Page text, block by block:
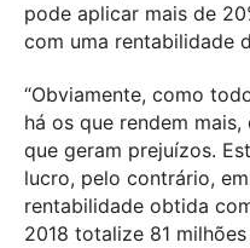
pode aplicar mais de
com uma rentabilidade
“Obviamente, como
há os que rendem
que geram prejuízos.
lucro, pelo contrário,
rentabilidade obtida
2018 totalize 81